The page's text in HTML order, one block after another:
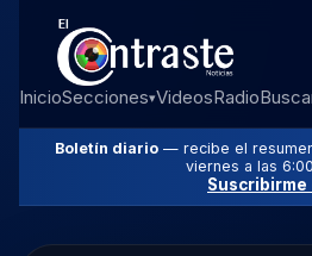
InicioSecciones▾VideosRadio
Boletín diario — recibe el
viernes a las